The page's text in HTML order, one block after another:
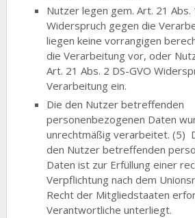
Nutzer legen gem. Art. 21 Abs.
Widerspruch gegen die
liegen keine vorrangigen
die Verarbeitung vor, oder
Art. 21 Abs. 2 DS-GVO
Verarbeitung ein.
Die den Nutzer betreffenden
personenbezogenen Daten
unrechtmäßig verarbeitet. (5)
den Nutzer betreffenden
Daten ist zur Erfüllung einer
Verpflichtung nach dem
Recht der Mitgliedstaaten
Verantwortliche unterliegt.